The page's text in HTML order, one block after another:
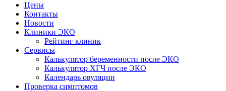
Цены
Контакты
Новости
Клиники ЭКО
Рейтинг клиник
Сервисы
Калькулятор беременности после ЭКО
Калькулятор ХГЧ после ЭКО
Календарь овуляции
Проверка симптомов